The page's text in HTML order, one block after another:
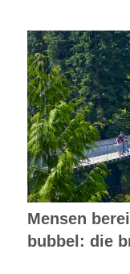
Mensen
bubbel: die